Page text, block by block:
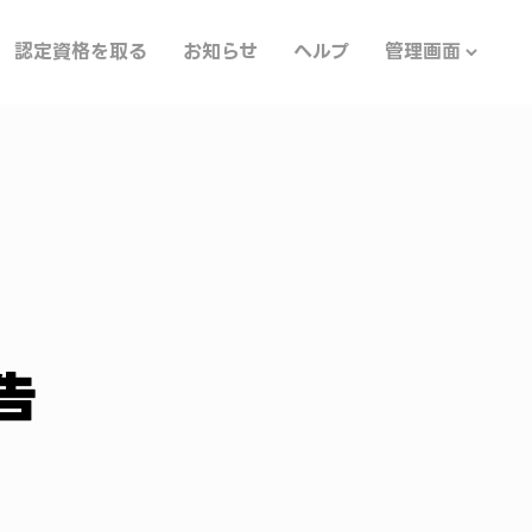
認定資格を取る お知らせ ヘルプ 管理画面